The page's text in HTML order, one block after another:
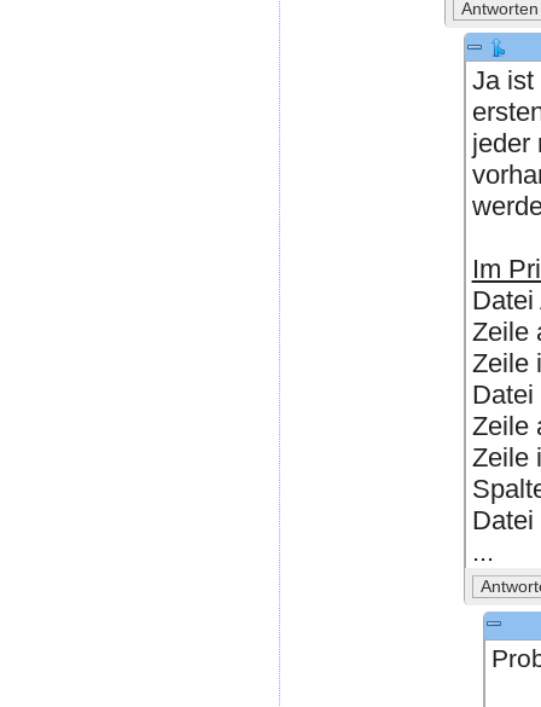
Ja ist
jeder
Im
Datei
Zeile
Zeile
Datei
Zeile
Zeile
Datei
...